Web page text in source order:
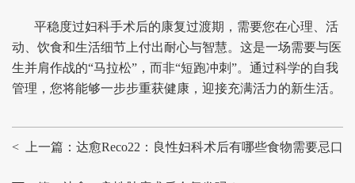
平稳度过妇科手术后的康复过渡期，需要您在心理、活
动、饮食和生活细节上付出耐心与智慧。这是一场需要与医
生并肩作战的“马拉松”，而非“短跑冲刺”。通过科学的自我
管理，您将能够一步步重获健康，迎接充满活力的新生活。
< 上一篇：达愈Reco22：良性妇科术后有哪些食物需要忌口